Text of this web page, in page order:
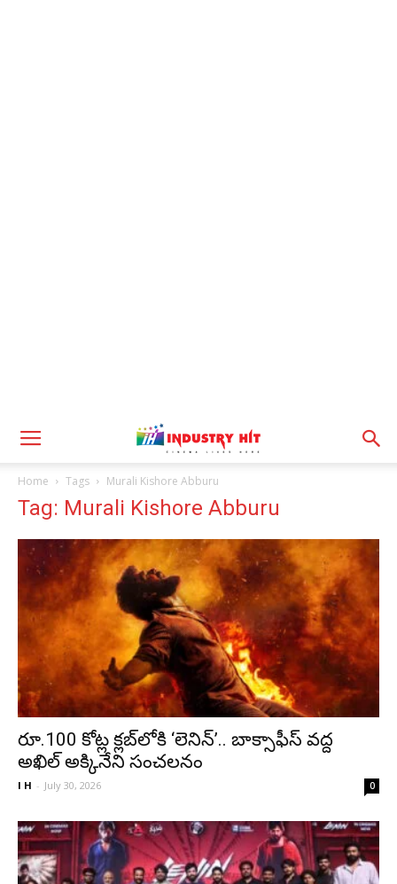
Home Tags Murali Kishore Abburu
Tag: Murali Kishore Abburu
రూ.100 కోట్ల క్లబ్‌లోకి ‘లెనిన్’.. బాక్సాఫీస్ వ‌ద్ద
అఖిల్ అక్కినేని సంచలనం
I H - July 30, 2026 0